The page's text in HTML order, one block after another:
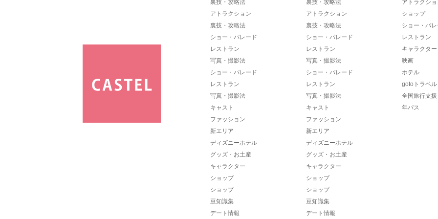
裏技・攻略法
アトラクション
裏技・攻略法
ショー・パレード
レストラン
写真・撮影法
ショー・パレード
レストラン
写真・撮影法
キャスト
ファッション
新エリア
ディズニーホテル
グッズ・お土産
キャラクター
ショップ
ショップ
豆知識集
デート情報
裏技・攻略法
アトラクション
裏技・攻略法
ショー・パレード
レストラン
写真・撮影法
ショー・パレード
レストラン
写真・撮影法
キャスト
ファッション
新エリア
ディズニーホテル
グッズ・お土産
キャラクター
ショップ
ショップ
豆知識集
デート情報
アトラクシ
ショップ
ショー・パ
レストラン
キャラクター
映画
ホテル
gotoトラベル
全国旅行支援
年パス